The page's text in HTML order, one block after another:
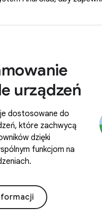
urządzeń
dostosowane do
które zachwycą
dzięki
funkcjom na